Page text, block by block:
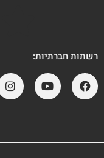
רשתות חברתיות: